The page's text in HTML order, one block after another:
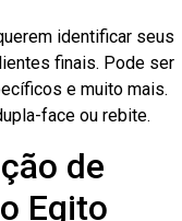
identificar seus
finais. Pode ser
e muito mais.
face ou rebite.
de
Egito